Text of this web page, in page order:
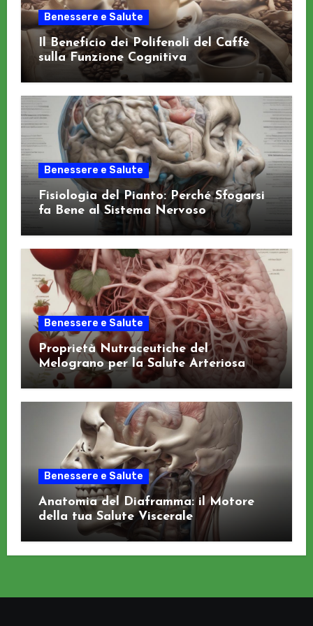
Benessere e Salute
Il Beneficio dei Polifenoli del Caffè
sulla Funzione Cognitiva
Benessere e Salute
Fisiologia del Pianto: Perché Sfogarsi
fa Bene al Sistema Nervoso
Benessere e Salute
Proprietà Nutraceutiche del
Melograno per la Salute Arteriosa
Benessere e Salute
Anatomia del Diaframma: il Motore
della tua Salute Viscerale